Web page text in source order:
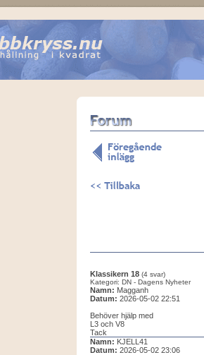
Klassikern 18 (4 svar)
Kategori: DN - Dagens Nyheter
Namn: Magganh
Datum: 2026-05-02 22:51
Behöver hjälp med
L3 och V8
Tack
Namn: KJELL41
Datum: 2026-05-02 23:06